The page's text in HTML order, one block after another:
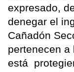
expresado,
denegar el
Cañadón
pertenecen a
está